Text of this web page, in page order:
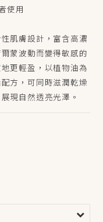
使用
肌膚設計，富含高濃
蒙波動而變得敏感的
更輕盈，以植物油為
方，可同時滋潤乾燥
現自然透亮光澤。